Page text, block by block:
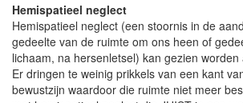
Hemispatieel neglect
Hemispatieel neglect (een stoornis in de
gedeelte van de ruimte om ons heen of
lichaam, na hersenletsel) kan gezien
Er dringen te weinig prikkels van een kant
bewustzijn waardoor die ruimte niet meer